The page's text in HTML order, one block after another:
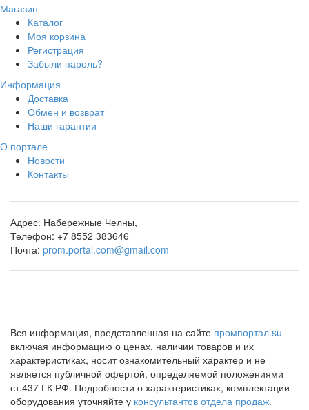
Магазин
Каталог
Моя корзина
Регистрация
Забыли пароль?
Информация
Доставка
Обмен и возврат
Наши гарантии
О портале
Новости
Контакты
Адрес: Набережные Челны,
Телефон: +7 8552 383646
Почта: prom.portal.com@gmail.com
Вся информация, представленная на сайте промпортал.su
включая информацию о ценах, наличии товаров и их
характеристиках, носит ознакомительный характер и не
является публичной офертой, определяемой положениями
ст.437 ГК РФ. Подробности о характеристиках, комплектации
оборудования уточняйте у консультантов отдела продаж.